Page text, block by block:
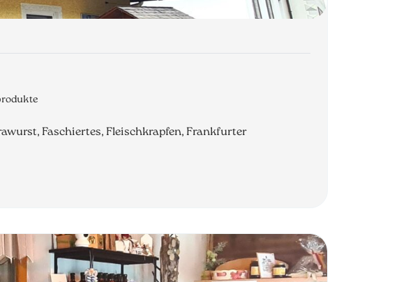
Faschiertes, Fleischkrapfen, Frankfurter